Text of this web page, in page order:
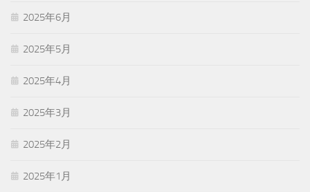
2025年6月
2025年5月
2025年4月
2025年3月
2025年2月
2025年1月